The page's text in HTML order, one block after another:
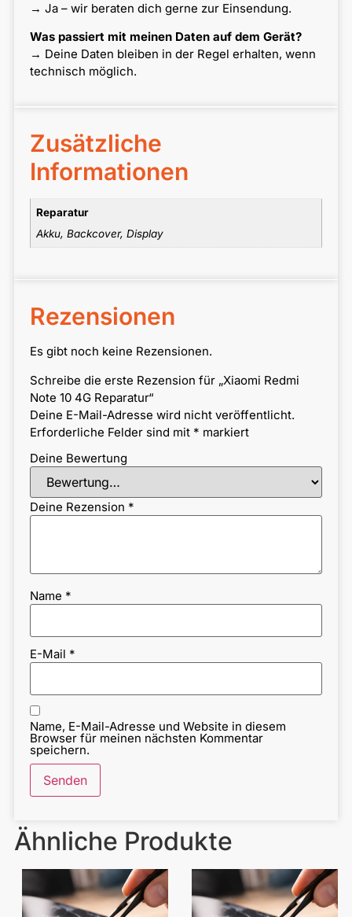
→ Ja – wir beraten dich gerne zur Einsendung.
Was passiert mit meinen Daten auf dem Gerät?
→ Deine Daten bleiben in der Regel erhalten, wenn
technisch möglich.
Zusätzliche
Informationen
Reparatur
Akku, Backcover, Display
Rezensionen
Es gibt noch keine Rezensionen.
Schreibe die erste Rezension für „Xiaomi Redmi
Note 10 4G Reparatur“
Deine E-Mail-Adresse wird nicht veröffentlicht.
Erforderliche Felder sind mit * markiert
Deine Bewertung
Deine Rezension *
Name *
E-Mail *
Name, E-Mail-Adresse und Website in diesem
Browser für meinen nächsten Kommentar
speichern.
Ähnliche Produkte